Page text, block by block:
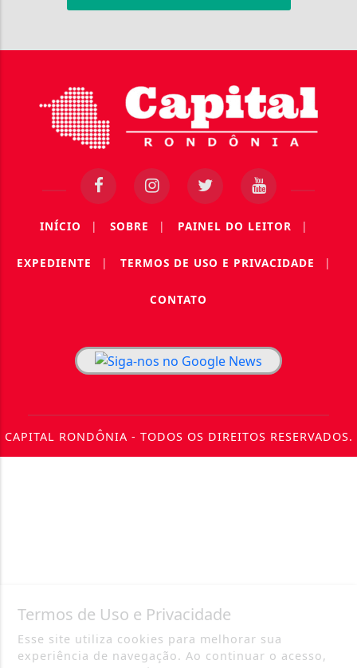
INÍCIO | SOBRE | PAINEL DO LEITOR |
EXPEDIENTE | TERMOS DE USO E PRIVACIDADE |
CONTATO
CAPITAL RONDÔNIA - TODOS OS DIREITOS RESERVADOS.
Termos de Uso e Privacidade
Esse site utiliza cookies para melhorar sua
experiência de navegação. Ao continuar o acesso,